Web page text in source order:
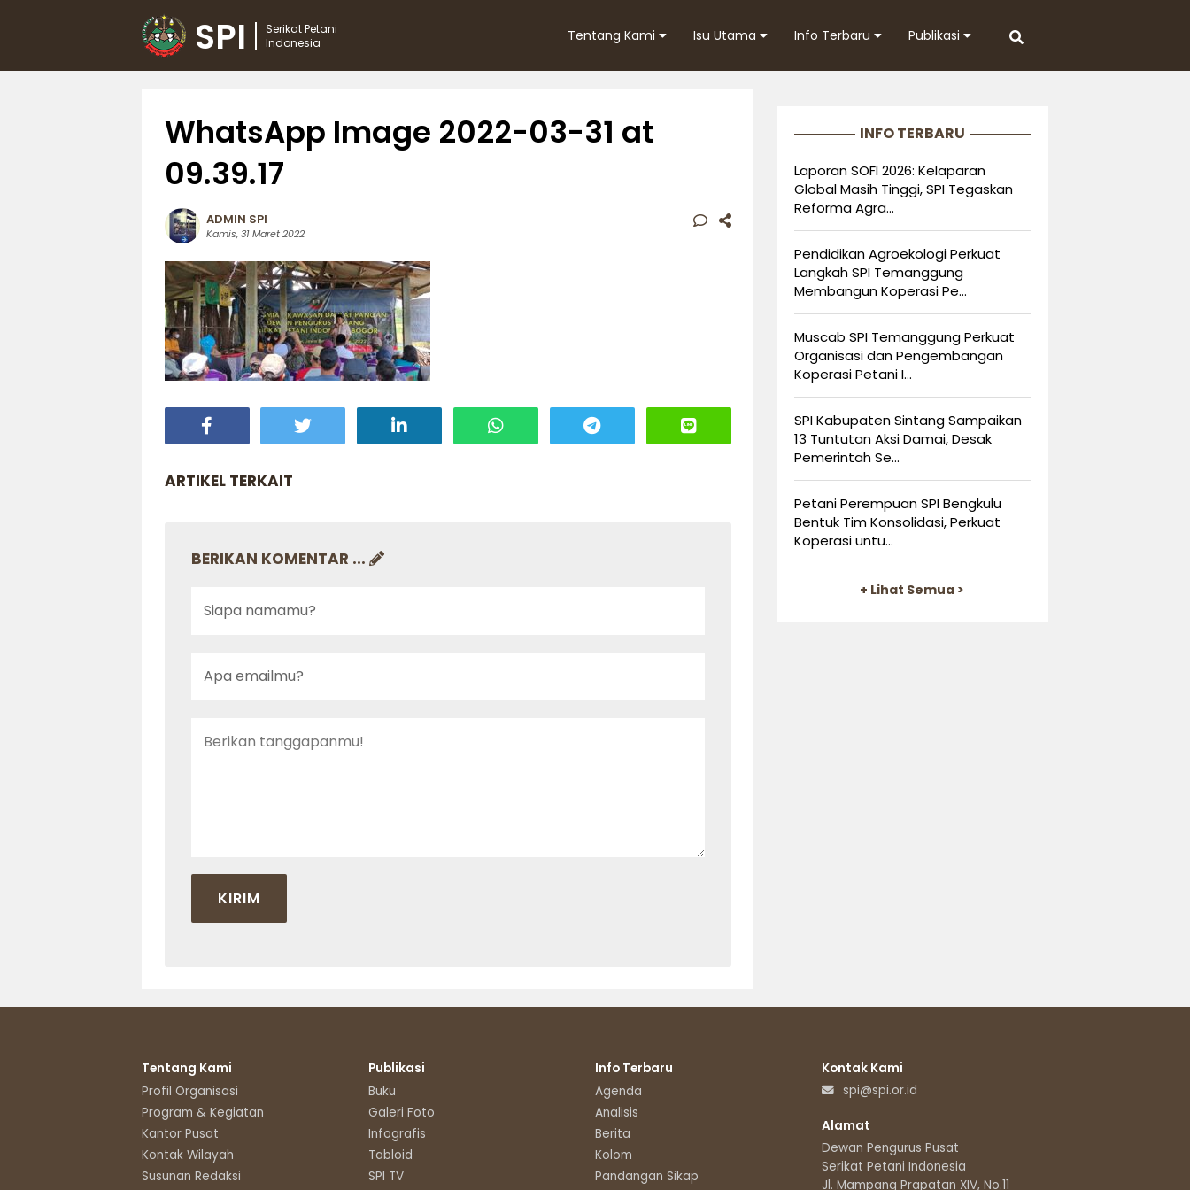
SPI
Serikat Petani
Indonesia
Tentang Kami Isu Utama Info Terbaru Publikasi
WhatsApp Image 2022-03-31 at
09.39.17
ADMIN SPI
Kamis, 31 Maret 2022
ARTIKEL TERKAIT
BERIKAN KOMENTAR ...
INFO TERBARU
Laporan SOFI 2026: Kelaparan
Global Masih Tinggi, SPI Tegaskan
Reforma Agra...
Pendidikan Agroekologi Perkuat
Langkah SPI Temanggung
Membangun Koperasi Pe...
Muscab SPI Temanggung Perkuat
Organisasi dan Pengembangan
Koperasi Petani I...
SPI Kabupaten Sintang Sampaikan
13 Tuntutan Aksi Damai, Desak
Pemerintah Se...
Petani Perempuan SPI Bengkulu
Bentuk Tim Konsolidasi, Perkuat
Koperasi untu...
+ Lihat Semua >
Tentang Kami
Profil Organisasi
Program & Kegiatan
Kantor Pusat
Kontak Wilayah
Susunan Redaksi
Publikasi
Buku
Galeri Foto
Infografis
Tabloid
SPI TV
Info Terbaru
Agenda
Analisis
Berita
Kolom
Pandangan Sikap
Kontak Kami
spi@spi.or.id
Alamat
Dewan Pengurus Pusat
Serikat Petani Indonesia
Jl. Mampang Prapatan XIV, No.11